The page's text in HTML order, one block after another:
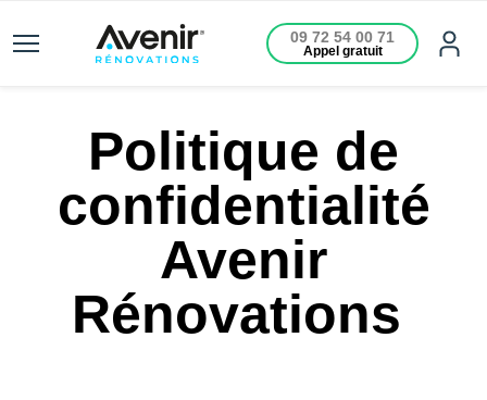
09 72 54 00 71
Appel gratuit
Politique de
confidentialité
Avenir
Rénovations